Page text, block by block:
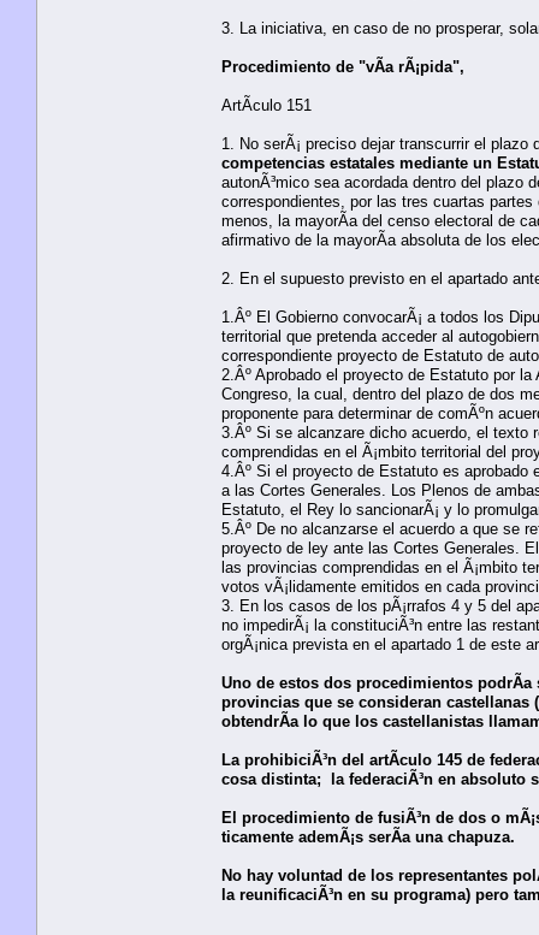
3. La iniciativa, en caso de no prosperar,
Procedimiento de "vÃ­a rÃ¡pida",
ArtÃ­culo 151
1. No serÃ¡ preciso dejar transcurrir el
competencias estatales mediante un
autonÃ³mico sea acordada dentro del plazo
correspondientes, por las tres cuartas
menos, la mayorÃ­a del censo electoral de
afirmativo de la mayorÃ­a absoluta de los
2. En el supuesto previsto en el apartado
1.Âº El Gobierno convocarÃ¡ a todos los
territorial que pretenda acceder al
correspondiente proyecto de Estatuto de
2.Âº Aprobado el proyecto de Estatuto por
Congreso, la cual, dentro del plazo de dos
proponente para determinar de comÃºn
3.Âº Si se alcanzare dicho acuerdo, el texto
comprendidas en el Ã¡mbito territorial del
4.Âº Si el proyecto de Estatuto es aprobado
a las Cortes Generales. Los Plenos de
Estatuto, el Rey lo sancionarÃ¡ y lo
5.Âº De no alcanzarse el acuerdo a que se
proyecto de ley ante las Cortes Generales.
las provincias comprendidas en el Ã¡mbito
votos vÃ¡lidamente emitidos en cada
3. En los casos de los pÃ¡rrafos 4 y 5 del
no impedirÃ¡ la constituciÃ³n entre las
orgÃ¡nica prevista en el apartado 1 de este
Uno de estos dos procedimientos
provincias que se consideran
obtendrÃ­a lo que los castellanistas
La prohibiciÃ³n del artÃ­culo 145 de
cosa distinta; la federaciÃ³n en absoluto
El procedimiento de fusiÃ³n de dos o
ticamente ademÃ¡s serÃ­a una chapuza.
No hay voluntad de los representantes
la reunificaciÃ³n en su programa) pero